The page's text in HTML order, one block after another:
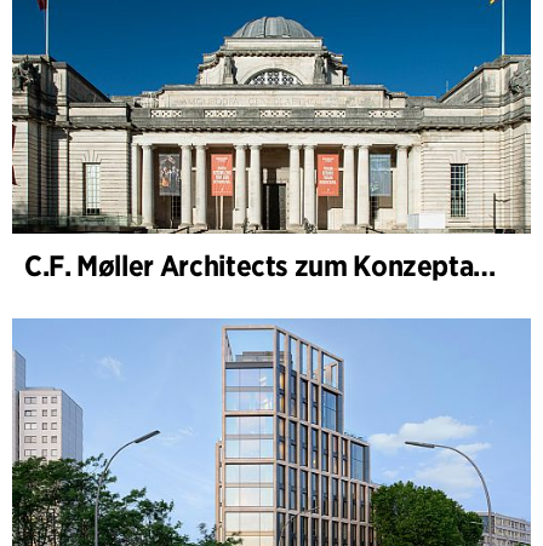
C.F. Møller Architects zum Konzeptarchitekten für das National Museum Cardiff ernannt